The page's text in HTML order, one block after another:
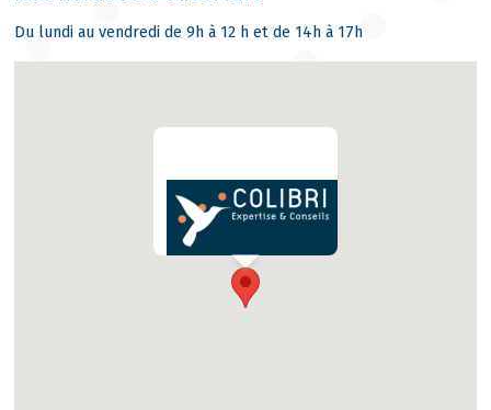
Du lundi au vendredi de 9h à 12 h et de 14h à 17h